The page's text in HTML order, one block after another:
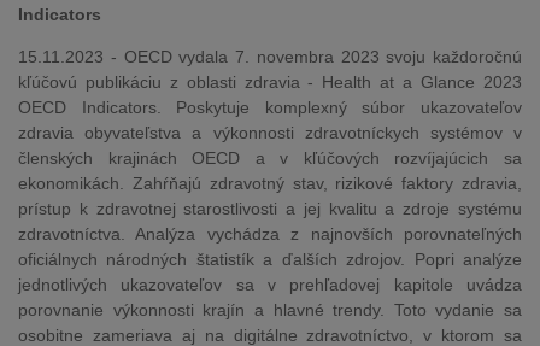
Indicators
15.11.2023 - OECD vydala 7. novembra 2023 svoju každoročnú
kľúčovú publikáciu z oblasti zdravia - Health at a Glance 2023
OECD Indicators. Poskytuje komplexný súbor ukazovateľov
zdravia obyvateľstva a výkonnosti zdravotníckych systémov v
členských krajinách OECD a v kľúčových rozvíjajúcich sa
ekonomikách. Zahŕňajú zdravotný stav, rizikové faktory zdravia,
prístup k zdravotnej starostlivosti a jej kvalitu a zdroje systému
zdravotníctva. Analýza vychádza z najnovších porovnateľných
oficiálnych národných štatistík a ďalších zdrojov. Popri analýze
jednotlivých ukazovateľov sa v prehľadovej kapitole uvádza
porovnanie výkonnosti krajín a hlavné trendy. Toto vydanie sa
osobitne zameriava aj na digitálne zdravotníctvo, v ktorom sa